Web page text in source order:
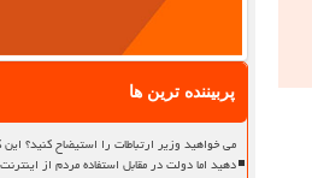
پربیننده ترین ها
می خواهید وزیر ارتباطات را استیضاح کنید؟ این
دهید اما دولت در مقابل استفاده مردم از